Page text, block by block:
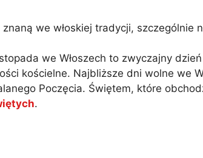
we włoskiej tradycji, szczególnie
we Włoszech to zwyczajny
kościelne. Najbliższe dni wolne we
Poczęcia. Świętem, które
.